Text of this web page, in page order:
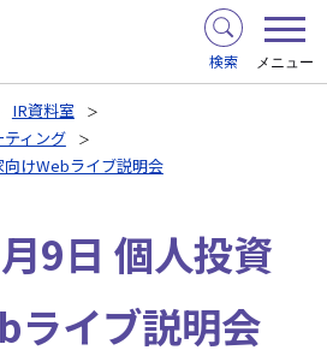
検索 メニュー
IR資料室
ィング
けWebライブ説明会
9日 個人投資
ライブ説明会